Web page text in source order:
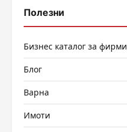
Полезни
Бизнес каталог за фирми
Блог
Варна
Имоти